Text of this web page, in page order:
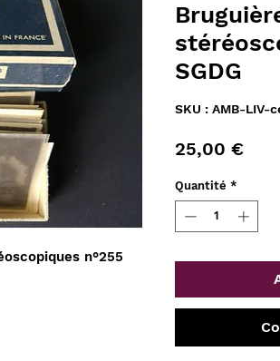
n°255
SGDG
SKU : AMB-LIV-
25,00 €Prix
Quantité *